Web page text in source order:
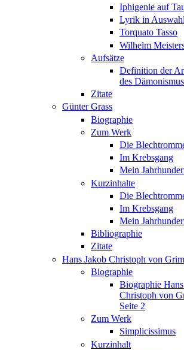
Iphigenie auf
Lyrik in Auswahl
Torquato Tasso
Wilhelm
Aufsätze
Definition der
des Dämonismus
Zitate
Günter Grass
Biographie
Zum Werk
Die
Im Krebsgang
Mein
Kurzinhalte
Die
Im Krebsgang
Mein
Bibliographie
Zitate
Hans Jakob Christoph von
Biographie
Biographie
Christoph von
Seite 2
Zum Werk
Simplicissimus
Kurzinhalt